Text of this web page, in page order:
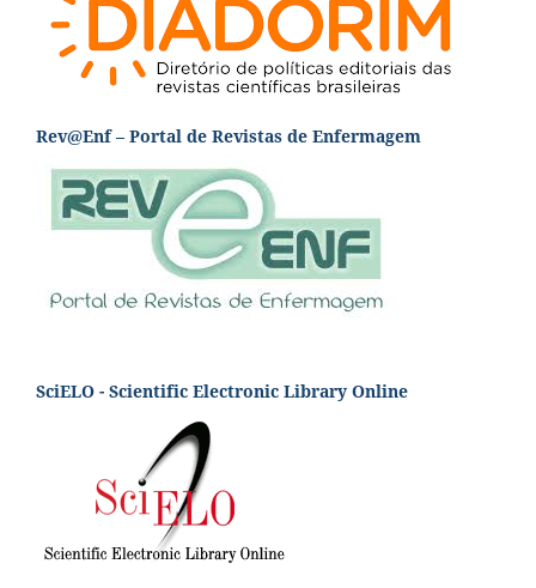
Rev@Enf – Portal de Revistas de Enfermagem
SciELO - Scientific Electronic Library Online